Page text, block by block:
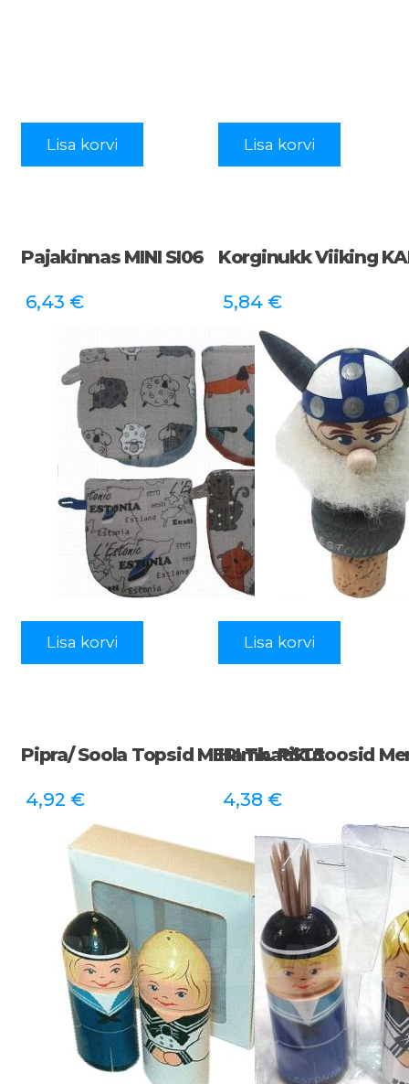
Lisa korvi Lisa korvi
Pajakinnas MINI SI06
6,43 €
Lisa korvi
Korginukk Viiking
5,84 €
Lisa korvi
Pipra/ Soola Topsid MERI Tk. PST5
4,92 €
Hambatikutoosid
4,38 €